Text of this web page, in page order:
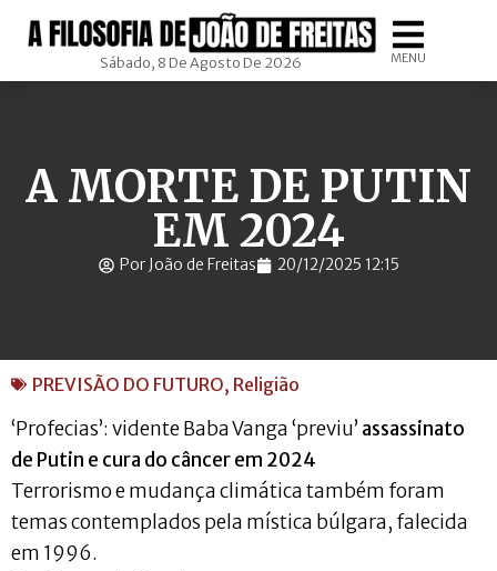
Sábado, 8 De Agosto De 2026 MENU
A MORTE DE PUTIN
EM 2024
Por João de Freitas 20/12/2025 12:15
PREVISÃO DO FUTURO, Religião
‘Profecias’: vidente Baba Vanga ‘previu’ assassinato
de Putin e cura do câncer em 2024
Terrorismo e mudança climática também foram
temas contemplados pela mística búlgara, falecida
em 1996.